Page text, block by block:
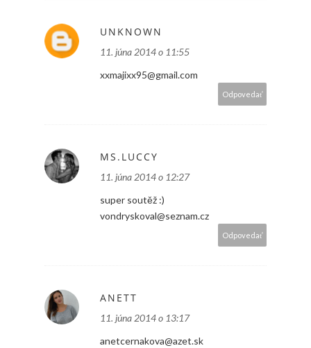
UNKNOWN
11. júna 2014 o 11:55
xxmajixx95@gmail.com
Odpovedať
MS.LUCCY
11. júna 2014 o 12:27
super soutěž :)
vondryskoval@seznam.cz
Odpovedať
ANETT
11. júna 2014 o 13:17
anetcernakova@azet.sk